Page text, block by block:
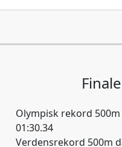
Finale
Olympisk rekord
01:30.34
Verdensrekord 500m